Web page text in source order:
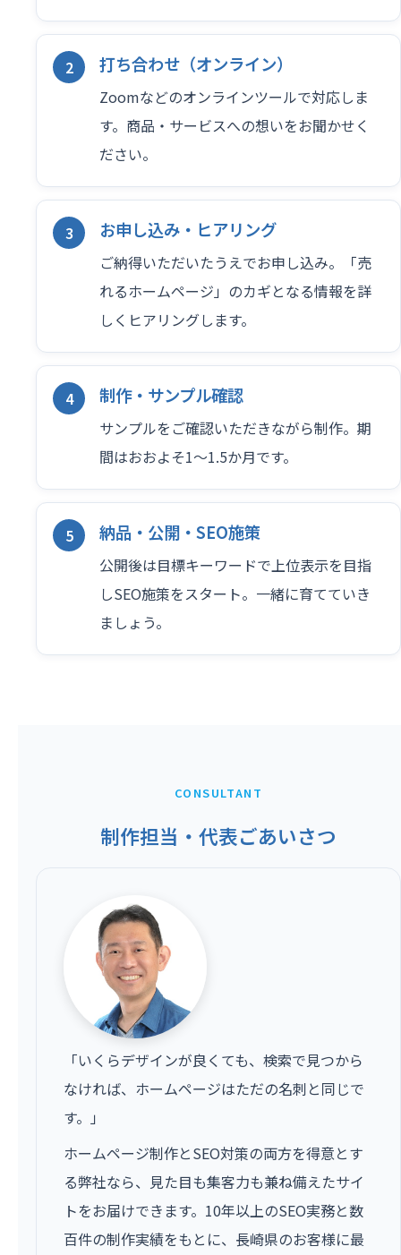
打ち合わせ（オンライン）
Zoomなどのオンラインツールで対応しま
す。商品・サービスへの想いをお聞かせく
ださい。
お申し込み・ヒアリング
ご納得いただいたうえでお申し込み。「売
れるホームページ」のカギとなる情報を詳
しくヒアリングします。
制作・サンプル確認
サンプルをご確認いただきながら制作。期
間はおおよそ1〜1.5か月です。
納品・公開・SEO施策
公開後は目標キーワードで上位表示を目指
しSEO施策をスタート。一緒に育てていき
ましょう。
CONSULTANT
制作担当・代表ごあいさつ
「いくらデザインが良くても、検索で見つから
なければ、ホームページはただの名刺と同じで
す。」
ホームページ制作とSEO対策の両方を得意とす
る弊社なら、見た目も集客力も兼ね備えたサイ
トをお届けできます。10年以上のSEO実務と数
百件の制作実績をもとに、長崎県のお客様に最